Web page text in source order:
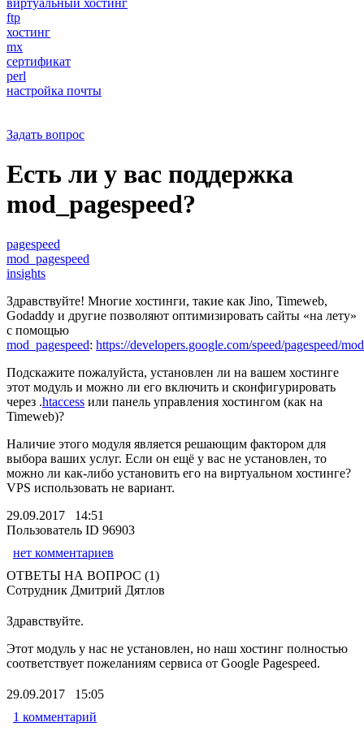
виртуальный хостинг
ftp
хостинг
mx
сертификат
perl
настройка почты
Задать вопрос
Есть ли у вас поддержка
mod_pagespeed?
pagespeed
mod_pagespeed
insights
Здравствуйте! Многие хостинги, такие как Jino, Timeweb,
Godaddy и другие позволяют оптимизировать сайты «на лету»
с помощью
mod_pagespeed: https://developers.google.com/speed/pagespeed/
Подскажите пожалуйста, установлен ли на вашем хостинге
этот модуль и можно ли его включить и сконфигурировать
через .htaccess или панель управления хостингом (как на
Timeweb)?
Наличие этого модуля является решающим фактором для
выбора ваших услуг. Если он ещё у вас не установлен, то
можно ли как-либо установить его на виртуальном хостинге?
VPS использовать не вариант.
29.09.2017 14:51
Пользователь ID 96903
нет комментариев
ОТВЕТЫ НА ВОПРОС (1)
Сотрудник Дмитрий Дятлов
Здравствуйте.
Этот модуль у нас не установлен, но наш хостинг полностью
соответствует пожеланиям сервиса от Google Pagespeed.
29.09.2017 15:05
1 комментарий